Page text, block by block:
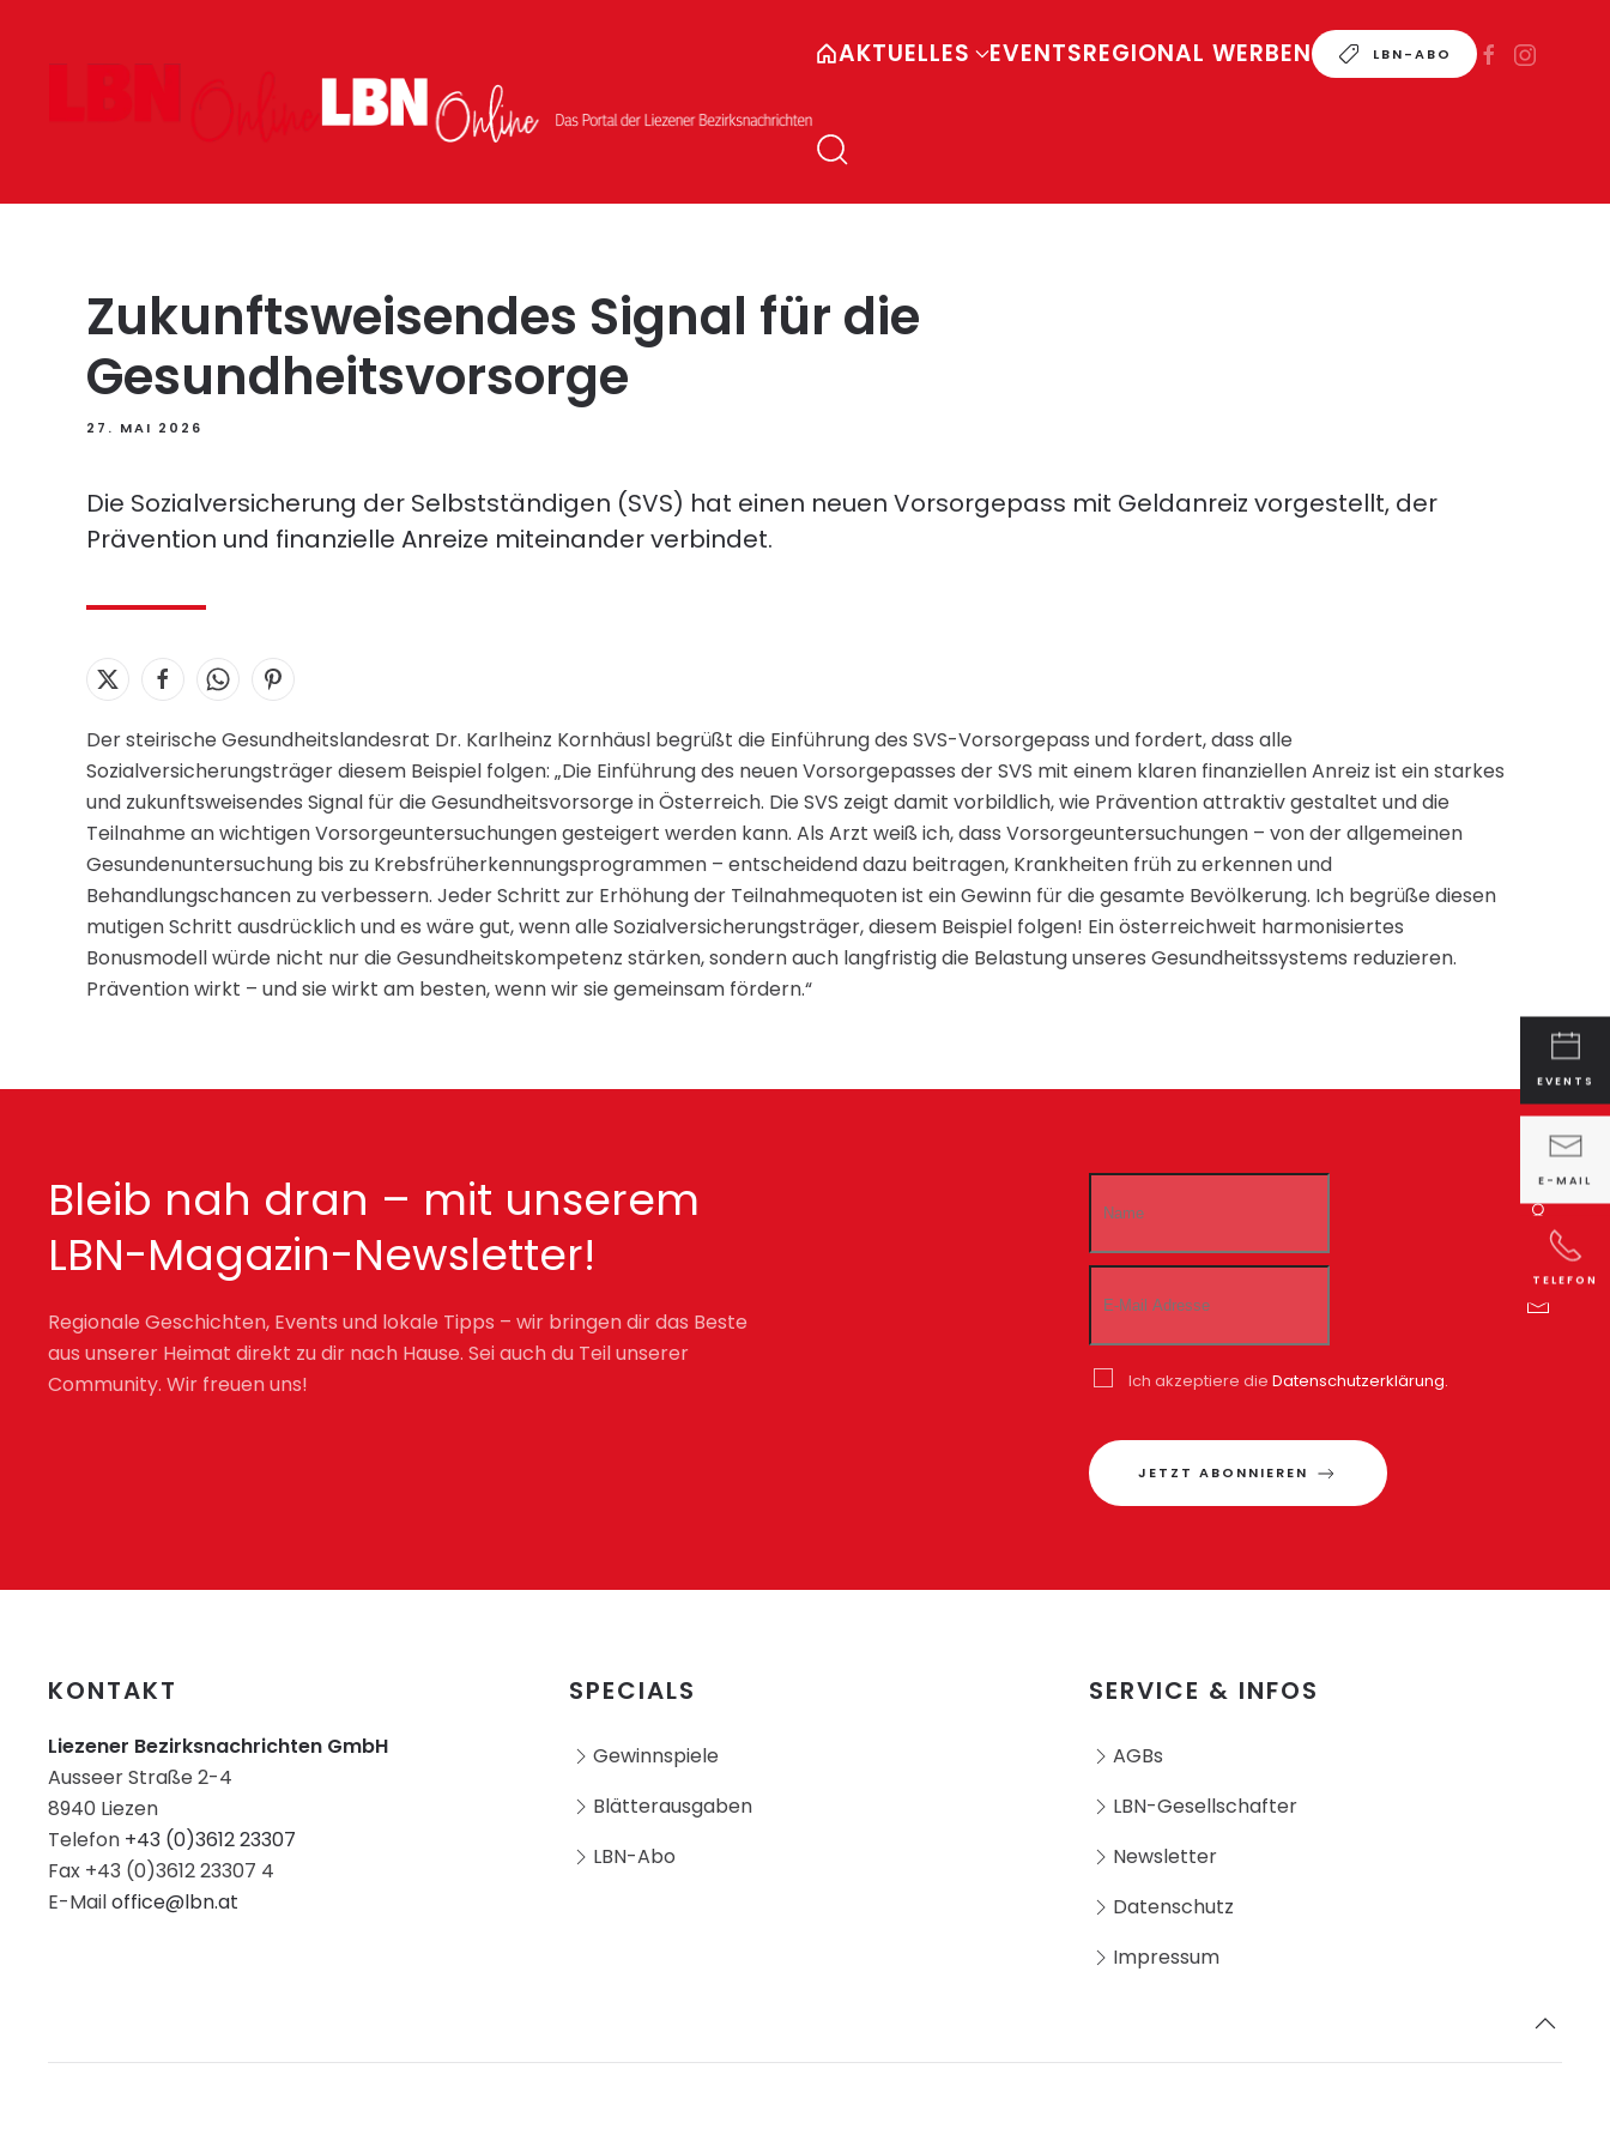
AKTUELLES EVENTSREGIONAL WERBEN LBN-ABO
Zukunftsweisendes Signal für die
Gesundheitsvorsorge
27. MAI 2026
Die Sozialversicherung der Selbstständigen (SVS) hat einen neuen Vorsorgepass mit Geldanreiz vorgestellt, der
Prävention und finanzielle Anreize miteinander verbindet.
Der steirische Gesundheitslandesrat Dr. Karlheinz Kornhäusl begrüßt die Einführung des SVS-Vorsorgepass und fordert, dass alle
Sozialversicherungsträger diesem Beispiel folgen: „Die Einführung des neuen Vorsorgepasses der SVS mit einem klaren finanziellen Anreiz ist ein starkes
und zukunftsweisendes Signal für die Gesundheitsvorsorge in Österreich. Die SVS zeigt damit vorbildlich, wie Prävention attraktiv gestaltet und die
Teilnahme an wichtigen Vorsorgeuntersuchungen gesteigert werden kann. Als Arzt weiß ich, dass Vorsorgeuntersuchungen – von der allgemeinen
Gesundenuntersuchung bis zu Krebsfrüherkennungsprogrammen – entscheidend dazu beitragen, Krankheiten früh zu erkennen und
Behandlungschancen zu verbessern. Jeder Schritt zur Erhöhung der Teilnahmequoten ist ein Gewinn für die gesamte Bevölkerung. Ich begrüße diesen
mutigen Schritt ausdrücklich und es wäre gut, wenn alle Sozialversicherungsträger, diesem Beispiel folgen! Ein österreichweit harmonisiertes
Bonusmodell würde nicht nur die Gesundheitskompetenz stärken, sondern auch langfristig die Belastung unseres Gesundheitssystems reduzieren.
Prävention wirkt – und sie wirkt am besten, wenn wir sie gemeinsam fördern.“
Bleib nah dran – mit unserem
LBN-Magazin-Newsletter!
Regionale Geschichten, Events und lokale Tipps – wir bringen dir das Beste
aus unserer Heimat direkt zu dir nach Hause. Sei auch du Teil unserer
Community. Wir freuen uns!
Ich akzeptiere dieDatenschutzerklärung.
JETZT ABONNIEREN
KONTAKT
Liezener Bezirksnachrichten GmbH
Ausseer Straße 2-4
8940 Liezen
Telefon +43 (0)3612 23307
Fax +43 (0)3612 23307 4
E-Mailoffice@lbn.at
SPECIALS
Gewinnspiele
Blätterausgaben
LBN-Abo
SERVICE & INFOS
AGBs
LBN-Gesellschafter
Newsletter
Datenschutz
Impressum
EVENTS
E-MAIL
TELEFON